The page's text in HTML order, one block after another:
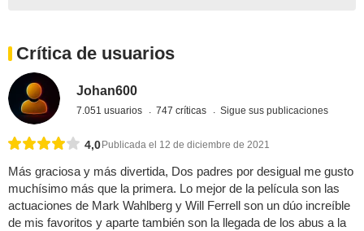
Crítica de usuarios
Johan600
7.051 usuarios 747 críticas Sigue sus publicaciones
4,0 Publicada el 12 de diciembre de 2021
Más graciosa y más divertida, Dos padres por desigual me gusto
muchísimo más que la primera. Lo mejor de la película son las
actuaciones de Mark Wahlberg y Will Ferrell son un dúo increíble
de mis favoritos y aparte también son la llegada de los abus a la